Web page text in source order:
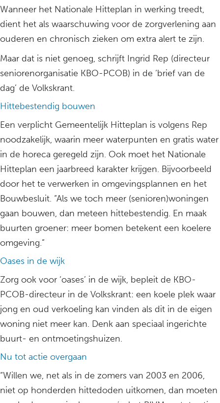
Wanneer het Nationale Hitteplan in werking treedt,
dient het als waarschuwing voor de zorgverlening aan
ouderen en chronisch zieken om extra alert te zijn.
Maar dat is niet genoeg, schrijft Ingrid Rep (directeur
seniorenorganisatie KBO-PCOB) in de ‘brief van de
dag’ de Volkskrant.
Hittebestendig bouwen
Een verplicht Gemeentelijk Hitteplan is volgens Rep
noodzakelijk, waarin meer waterpunten en gratis water
in de horeca geregeld zijn. Ook moet het Nationale
Hitteplan een jaarbreed karakter krijgen. Bijvoorbeeld
door het te verwerken in omgevingsplannen en het
Bouwbesluit. “Als we toch meer (senioren)woningen
gaan bouwen, dan meteen hittebestendig. En maak
buurten groener: meer bomen betekent een koelere
omgeving.”
Oases in de wijk
Zorg ook voor ‘oases’ in de wijk, bepleit de KBO-
PCOB-directeur in de Volkskrant: een koele plek waar
jong en oud verkoeling kan vinden als dit in de eigen
woning niet meer kan. Denk aan speciaal ingerichte
buurt- en ontmoetingshuizen.
Nu tot actie overgaan
“Willen we, net als in de zomers van 2003 en 2006,
niet op honderden hittedoden uitkomen, dan moeten